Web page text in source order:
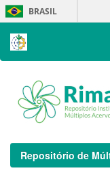
Skip
navigation
BRASIL
Repositório de